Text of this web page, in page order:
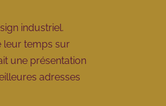
industriel.
leur temps sur
une présentation
adresses